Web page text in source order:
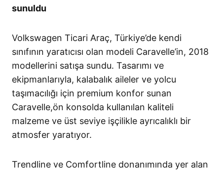
sunuldu
Volkswagen Ticari Araç, Türkiye’de kendi
sınıfının yaratıcısı olan modeli Caravelle’in, 2018
modellerini satışa sundu. Tasarımı ve
ekipmanlarıyla, kalabalık aileler ve yolcu
taşımacılığı için premium konfor sunan
Caravelle,ön konsolda kullanılan kaliteli
malzeme ve üst seviye işçilikle ayrıcalıklı bir
atmosfer yaratıyor.
Trendline ve Comfortline donanımında yer alan